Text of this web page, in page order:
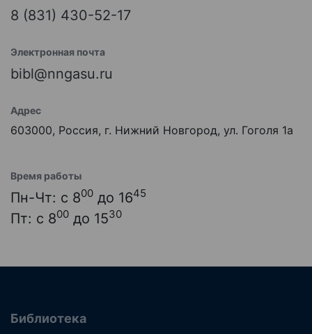
8 (831) 430-52-17
Электронная почта
bibl@nngasu.ru
Адрес
603000, Россия, г. Нижний Новгород, ул. Гоголя 1а
Время работы
Пн-Чт: с 800 до 1645
Пт: с 800 до 1530
Библиотека